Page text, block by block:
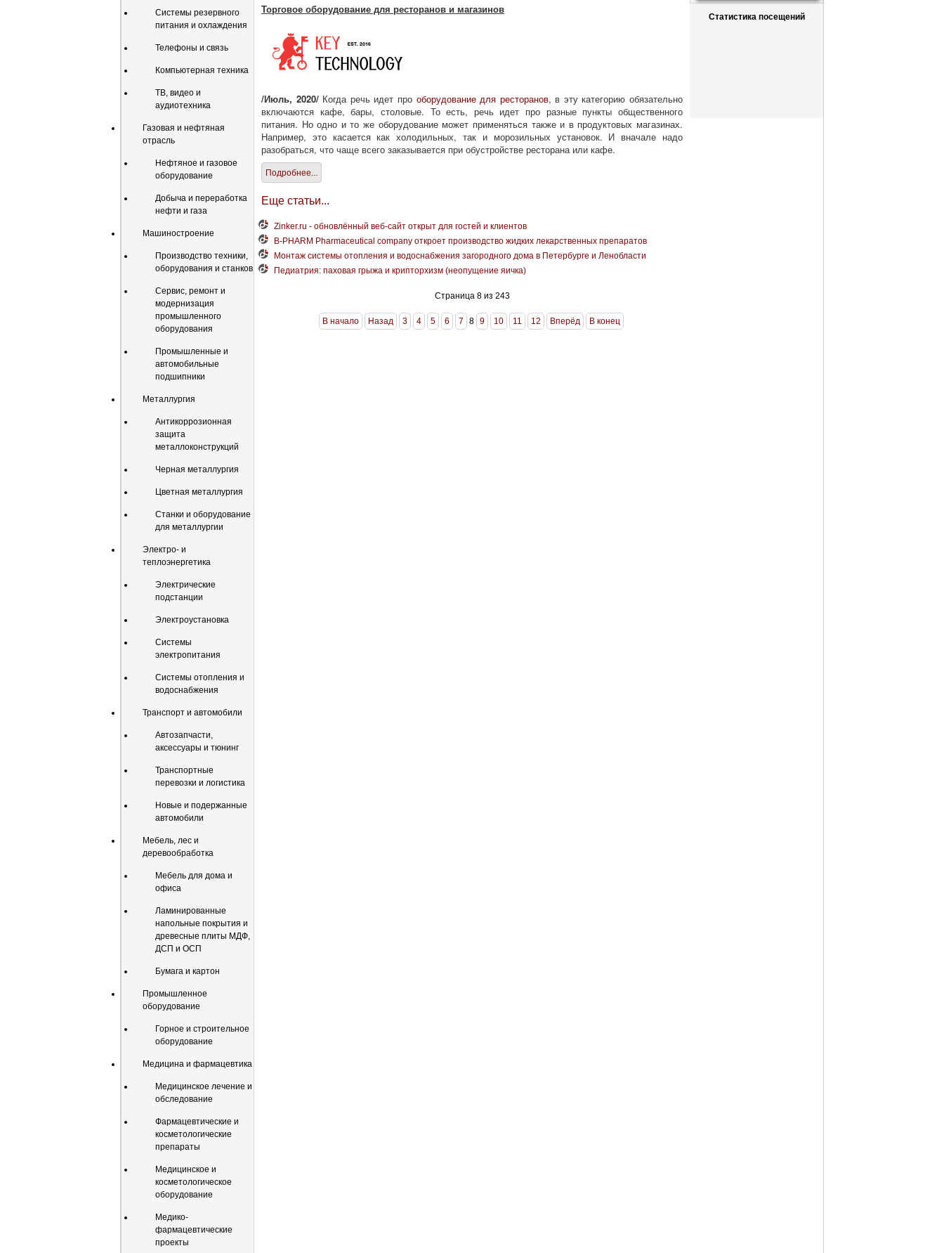
Системы резервного
питания и охлаждения
Телефоны и связь
Компьютерная техника
ТВ, видео и
аудиотехника
Газовая и нефтяная
отрасль
Нефтяное и газовое
оборудование
Добыча и переработка
нефти и газа
Машиностроение
Производство техники,
оборудования и станков
Сервис, ремонт и
модернизация
промышленного
оборудования
Промышленные и
автомобильные
подшипники
Металлургия
Антикоррозионная
защита
металлоконструкций
Черная металлургия
Цветная металлургия
Станки и оборудование
для металлургии
Электро- и
теплоэнергетика
Электрические
подстанции
Электроустановка
Системы
электропитания
Системы отопления и
водоснабжения
Транспорт и автомобили
Автозапчасти,
аксессуары и тюнинг
Транспортные
перевозки и логистика
Новые и подержанные
автомобили
Мебель, лес и
деревообработка
Мебель для дома и
офиса
Ламинированные
напольные покрытия и
древесные плиты МДФ,
ДСП и ОСП
Бумага и картон
Промышленное
оборудование
Горное и строительное
оборудование
Медицина и фармацевтика
Медицинское лечение и
обследование
Фармацевтические и
косметологические
препараты
Медицинское и
косметологическое
оборудование
Медико-
фармацевтические
проекты
Торговое оборудование для ресторанов и магазинов
/Июль, 2020/ Когда речь идет про оборудование для ресторанов, в эту категорию обязательно
включаются кафе, бары, столовые. То есть, речь идет про разные пункты общественного
питания. Но одно и то же оборудование может применяться также и в продуктовых магазинах.
Например, это касается как холодильных, так и морозильных установок. И вначале надо
разобраться, что чаще всего заказывается при обустройстве ресторана или кафе.
Подробнее...
Еще статьи...
Zinker.ru - обновлённый веб-сайт открыт для гостей и клиентов
B-PHARM Pharmaceutical company откроет производство жидких лекарственных препаратов
Монтаж системы отопления и водоснабжения загородного дома в Петербурге и Ленобласти
Педиатрия: паховая грыжа и крипторхизм (неопущение яичка)
Страница 8 из 243
В начало Назад 3 4 5 6 7 8 9 10 11 12 Вперёд В конец
Статистика посещений